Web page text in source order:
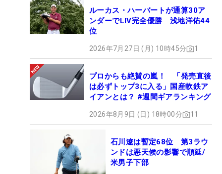
ルーカス・ハーバートが通算30ア
ンダーでLIV完全優勝 浅地洋佑44
位
2026年7月27日 (月) 10時45分 1
プロからも絶賛の嵐！ 「発売直後
は必ずトップ3に入る」国産軟鉄ア
イアンとは？ #週間ギアランキング
2026年8月9日 (日) 18時00分 11
石川遼は暫定68位 第3ラウ
ンドは悪天候の影響で順延/
米男子下部